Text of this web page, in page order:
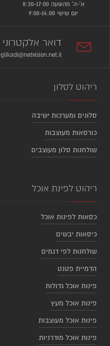
דואר אלקטרוני
glikadi@netvision.net.il
א’-ה’ מהשעה 8:30-17:00
יום שישי 9:00-14:00
ריהוט לסלון
סלונים ומערכות ישיבה
כורסאות מעוצבות
שולחנות סלון מעוצבים
ריהוט לפינת אוכל
כסאות לפינות אוכל
כיסאות יבשים
שולחנות לפי דגמים
הדמיית פטנט
פינות אוכל גדולות
פינות אוכל מעץ
פינות אוכל מעוצבות
פינות אוכל מודרניות